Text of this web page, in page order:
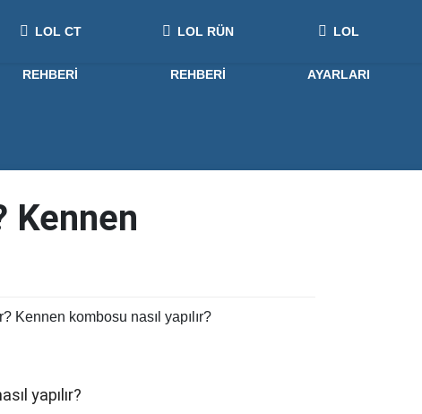
LOL CT
REHBERI
LOL RÜN
REHBERI
LOL
AYARLARI
Kennen
Kennen kombosu nasıl yapılır?
yapılır?